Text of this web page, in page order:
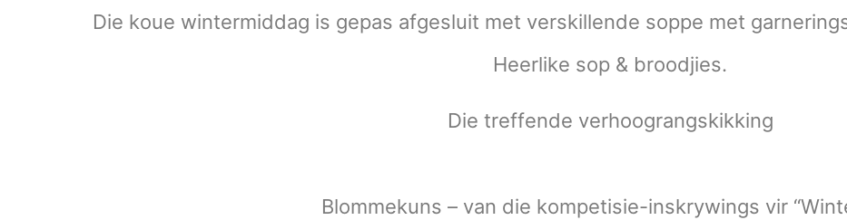
Die koue wintermiddag is gepas afgesluit met verskillende soppe met
Heerlike sop & broodjies.
Die treffende verhoograngskikking
Blommekuns – van die kompetisie-inskrywings vir